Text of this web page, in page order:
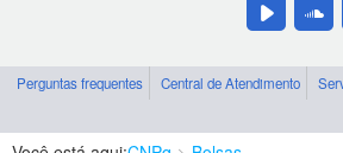
Perguntas frequentes Central de Atendimento